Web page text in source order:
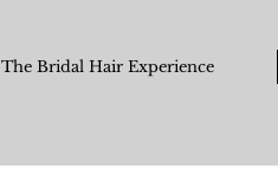
The Bridal Hair Experience